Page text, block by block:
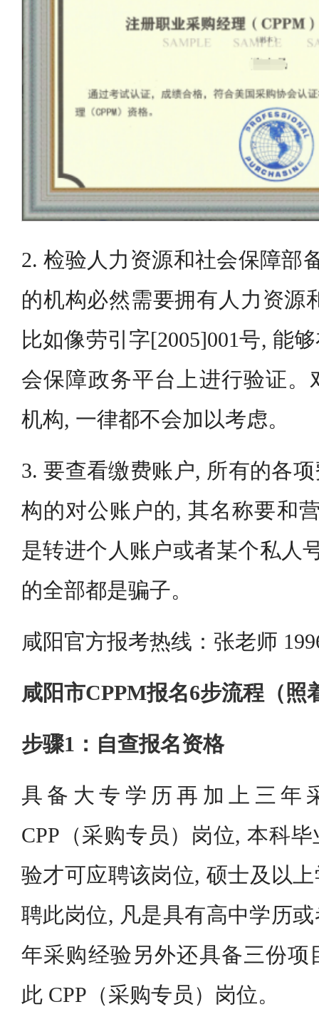
2. 检验人力资源和社会保障部
的机构必然需要拥有人力资源
比如像劳引字[2005]001号, 能
会保障政务平台上进行验证。
机构, 一律都不会加以考虑。
3. 要查看缴费账户, 所有的各
构的对公账户的, 其名称要和
是转进个人账户或者某个私人
的全部都是骗子。
咸阳官方报考热线：张老师
咸阳市CPPM报名6步流程（照
步骤1：自查报名资格
具备大专学历再加上三年
CPP（采购专员）岗位, 本科
验才可应聘该岗位, 硕士及以
聘此岗位, 凡是具有高中学历
年采购经验另外还具备三份项
此 CPP（采购专员）岗位。